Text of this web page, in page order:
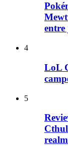
entre
4
LoL
5